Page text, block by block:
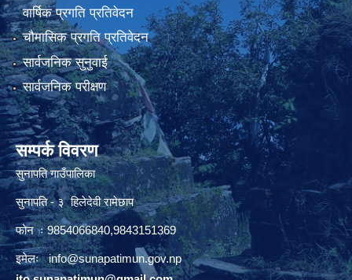
वार्षिक प्रगति प्रतिवेदन
चौमासिक प्रगति प्रतिवेदन
सार्वजनिक सुनुवाई
सार्वजनिक परीक्षण
सम्पर्क विवरण
सुनापति गाउँपालिका
सुनापति - ३ हिलेदेवी रामेछाप
फोन ः 9854066840,9843151369
इमेलः info@sunapatimun.gov.np